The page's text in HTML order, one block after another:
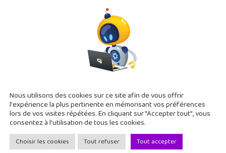
du week-end #95 : L’Aventure fantastique (T2) « Le
fin du premier cycle de L’Aventure fantastique, une série
de fantasy jeunesse qu’aux meilleurs RPG. Voici le
mobile est de retour ! A toi de jouer avec la meilleure
Nous utilisons des cookies sur ce site afin de vous offrir
l'expérience la plus pertinente en mémorisant vos préférences
lors de vos visites répétées. En cliquant sur "Accepter tout", vous
consentez à l'utilisation de tous les cookies.
Choisir les cookies Tout refuser Tout accepter